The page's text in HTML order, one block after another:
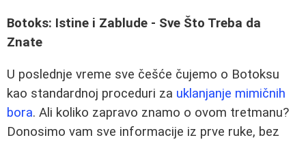
Botoks: Istine i Zablude - Sve Što Treba da
Znate
U poslednje vreme sve češće čujemo o Botoksu
kao standardnoj proceduri za uklanjanje mimičnih
bora. Ali koliko zapravo znamo o ovom tretmanu?
Donosimo vam sve informacije iz prve ruke, bez